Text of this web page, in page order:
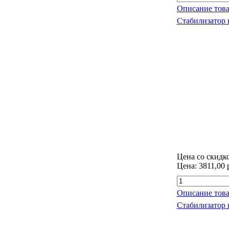
Описание
Цена со
Цена: 3811,00
Описание